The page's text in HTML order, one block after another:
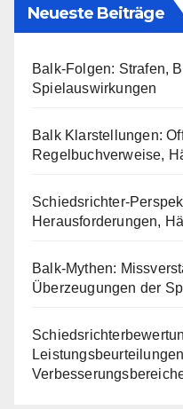
Neueste Beiträge
Balk-Folgen: Strafen,
Spielauswirkungen
Balk Klarstellungen:
Regelbuchverweise,
Schiedsrichter-
Herausforderungen,
Balk-Mythen:
Überzeugungen der